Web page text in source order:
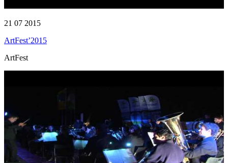
21 07 2015
ArtFest’2015
ArtFest